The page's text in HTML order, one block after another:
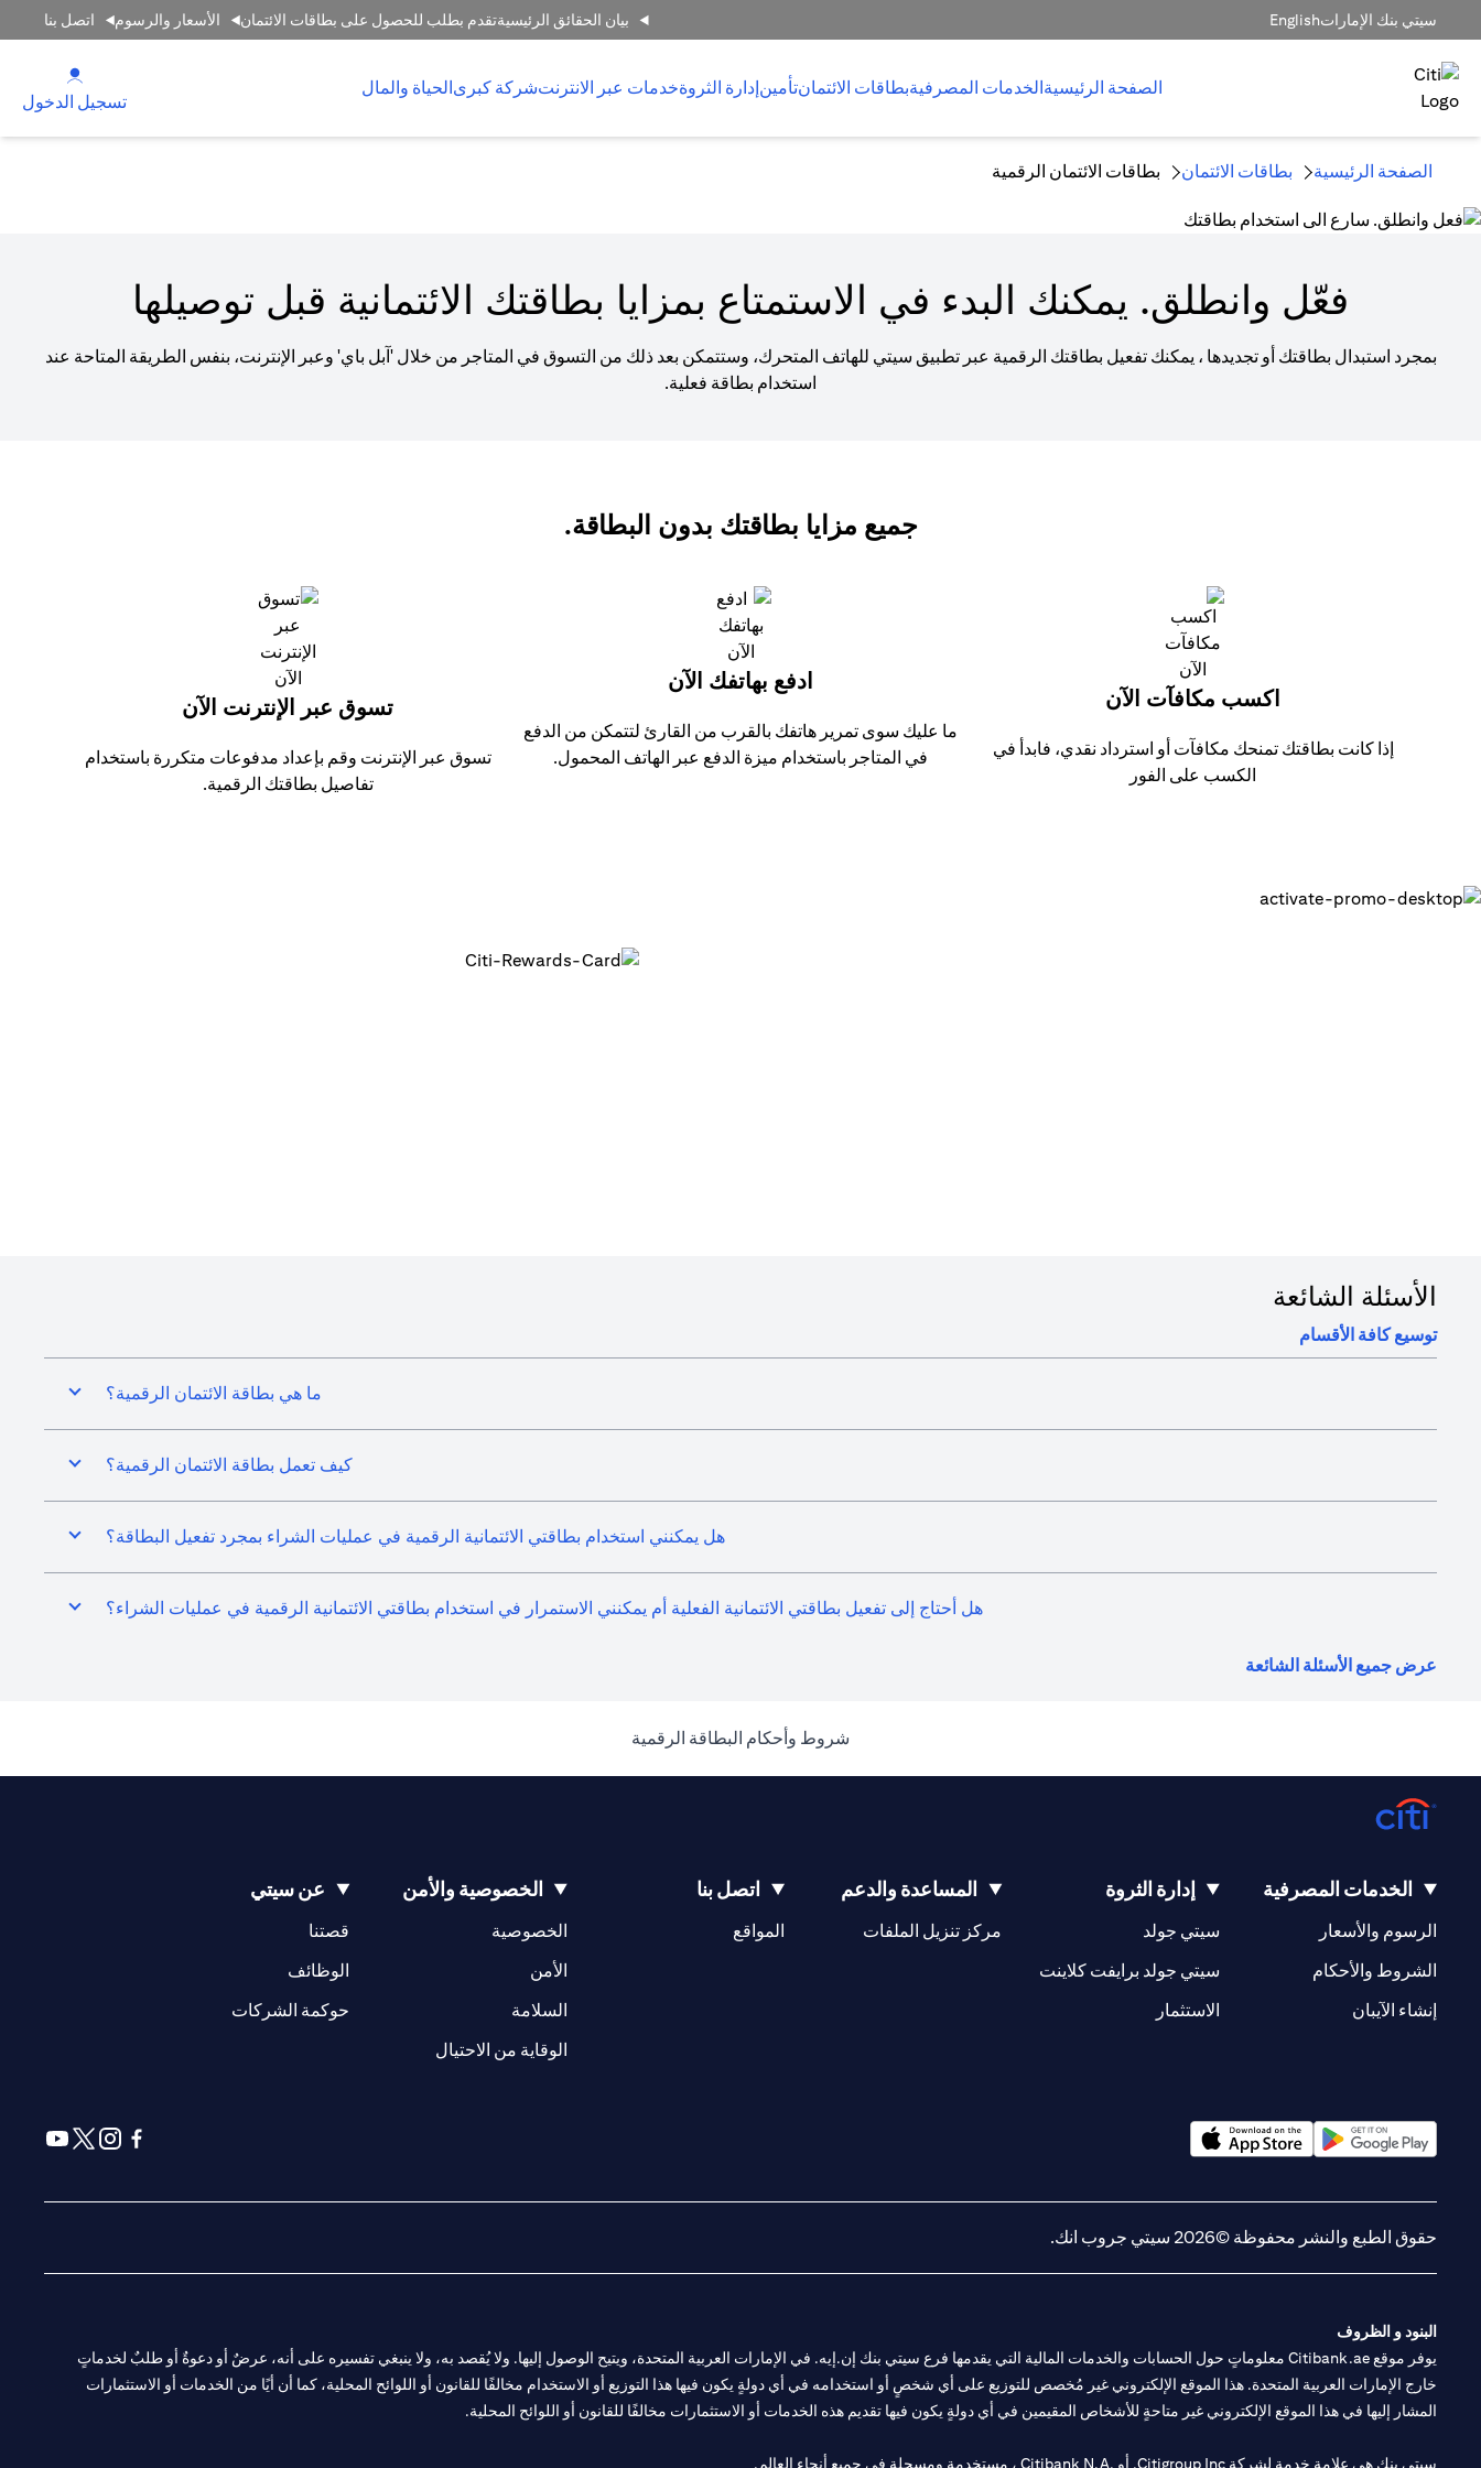
سيتي بنك الإماراتEnglish بيان الحقائق الرئيسيةتقدم بطلب للحصول على بطاقات الائتمان الأسعار والرسوم اتصل بنا
الصفحة الرئيسيةالخدمات المصرفيةبطاقات الائتمانتأمينإدارة الثروةخدمات عبر الانترنتشركة كبرىالحياة والمال
تسجيل الدخول
الصفحة الرئيسية بطاقات الائتمان بطاقات الائتمان الرقمية
فعّل وانطلق. يمكنك البدء في الاستمتاع بمزايا بطاقتك الائتمانية قبل توصيلها
بمجرد استبدال بطاقتك أو تجديدها ، يمكنك تفعيل بطاقتك الرقمية عبر تطبيق سيتي للهاتف المتحرك، وستتمكن بعد ذلك من التسوق في المتاجر من خلال 'آبل باي' وعبر الإنترنت، بنفس الطريقة المتاحة عند
استخدام بطاقة فعلية.
جميع مزايا بطاقتك بدون البطاقة.
اكسب مكافآت الآن
إذا كانت بطاقتك تمنحك مكافآت أو استرداد نقدي، فابدأ في
الكسب على الفور
ادفع بهاتفك الآن
ما عليك سوى تمرير هاتفك بالقرب من القارئ لتتمكن من الدفع
في المتاجر باستخدام ميزة الدفع عبر الهاتف المحمول.
تسوق عبر الإنترنت الآن
تسوق عبر الإنترنت وقم بإعداد مدفوعات متكررة باستخدام
تفاصيل بطاقتك الرقمية.
الأسئلة الشائعة
توسيع كافة الأقسام
ما هي بطاقة الائتمان الرقمية؟
كيف تعمل بطاقة الائتمان الرقمية؟
هل يمكنني استخدام بطاقتي الائتمانية الرقمية في عمليات الشراء بمجرد تفعيل البطاقة؟
هل أحتاج إلى تفعيل بطاقتي الائتمانية الفعلية أم يمكنني الاستمرار في استخدام بطاقتي الائتمانية الرقمية في عمليات الشراء؟
عرض جميع الأسئلة الشائعة
شروط وأحكام البطاقة الرقمية
الخدمات المصرفية
الرسوم والأسعار
الشروط والأحكام
إنشاء الآيبان
إدارة الثروة
سيتي جولد
سيتي جولد برايفت كلاينت
الاستثمار
المساعدة والدعم
مركز تنزيل الملفات
اتصل بنا
المواقع
(opens in a new tab)
الخصوصية والأمن
الخصوصية
الأمن
السلامة
الوقاية من الاحتيال
عن سيتي
قصتنا
(opens in a new tab)
الوظائف
(opens in a new tab)
حوكمة الشركات
(opens in a new tab)
حقوق الطبع والنشر محفوظة ©2026 سيتي جروب انك.
البنود و الظروف
يوفر موقع Citibank.ae معلوماتٍ حول الحسابات والخدمات المالية التي يقدمها فرع سيتي بنك إن.إيه. في الإمارات العربية المتحدة، ويتيح الوصول إليها. ولا يُقصد به، ولا ينبغي تفسيره على أنه، عرضٌ أو دعوةٌ أو طلبٌ لخدماتٍ
خارج الإمارات العربية المتحدة. هذا الموقع الإلكتروني غير مُخصص للتوزيع على أي شخصٍ أو استخدامه في أي دولةٍ يكون فيها هذا التوزيع أو الاستخدام مخالفًا للقانون أو اللوائح المحلية، كما أن أيًا من الخدمات أو الاستثمارات
المشار إليها في هذا الموقع الإلكتروني غير متاحةٍ للأشخاص المقيمين في أي دولةٍ يكون فيها تقديم هذه الخدمات أو الاستثمارات مخالفًا للقانون أو اللوائح المحلية.
سيتي بنك هي علامة خدمة لشركة Citigroup Inc. أو .Citibank N.A ، مستخدمة ومسجلة في جميع أنحاء العالم.